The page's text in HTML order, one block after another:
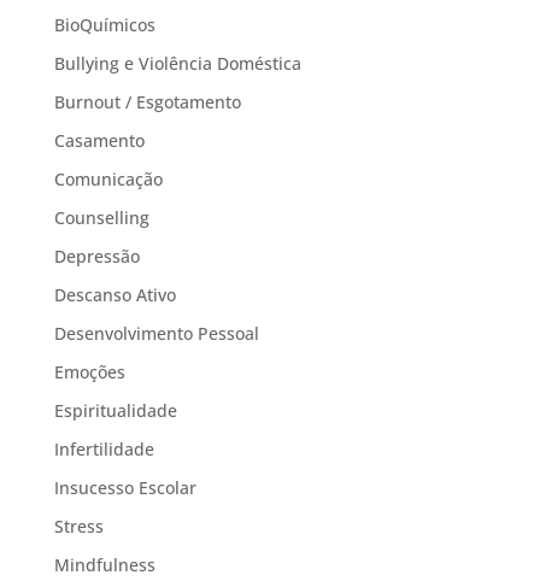
BioQuímicos
Bullying e Violência Doméstica
Burnout / Esgotamento
Casamento
Comunicação
Counselling
Depressão
Descanso Ativo
Desenvolvimento Pessoal
Emoções
Espiritualidade
Infertilidade
Insucesso Escolar
Stress
Mindfulness